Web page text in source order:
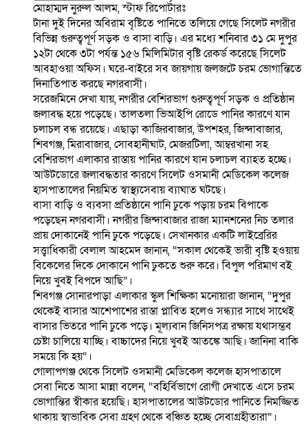
মোহাম্মদ নুরুল আলম, স্টাফ রিপোর্টারঃ
টানা দুই দিনের অবিরাম বৃষ্টিতে পানিতে তলিয়ে গেছে সিলেট নগরীর
বিভিন্ন গুরুত্বপূর্ণ সড়ক ও বাসা বাড়ি। এর মধ্যে শনিবার ৩১ মে দুপুর
১২টা থেকে ৩টা পর্যন্ত ১৫৬ মিলিমিটার বৃষ্টি রেকর্ড করেছে সিলেট
আবহাওয়া অফিস। ঘরে-বাইরে সব জায়গায় জলজটে চরম ভোগান্তিতে
দিনাতিপাত করছে নগরবাসী।
সরেজমিনে দেখা যায়, নগরীর বেশিরভাগ গুরুত্বপূর্ণ সড়ক ও প্রতিষ্ঠান
জলাবদ্ধ হয়ে পড়েছে। তালতলা ভিআইপি রোডে পানির কারণে যান
চলাচল বন্ধ রয়েছে। এছাড়া কাজিরবাজার, উপশহর, জিন্দাবাজার,
শিবগঞ্জ, মিরাবাজার, সোবহানীঘাট, মেজরটিলা, আম্বরখানা সহ
বেশিরভাগ এলাকার রাস্তায় পানির কারণে যান চলাচল ব্যাহত হচ্ছে।
আউটডোরে জলাবদ্ধতার কারণে সিলেট ওসমানী মেডিকেল কলেজ
হাসপাতালের নিয়মিত স্বাস্থ্যসেবায় ব্যাঘাত ঘটছে।
বাসা বাড়ি ও ব্যবসা প্রতিষ্ঠানে পানি ঢুকে পড়ায় চরম বিপাকে
পড়েছেন নগরবাসী। নগরীর জিন্দাবাজার রাজা ম্যানশনের নিচ তলার
প্রায় দোকানেই পানি ঢুকে পড়েছে। সেখানকার একটি লাইব্রেরির
সত্ত্বাধিকারী বেলাল আহমেদ জানান, “সকাল থেকেই ভারী বৃষ্টি হওয়ায়
বিকেলের দিকে দোকানে পানি ঢুকতে শুরু করে। বিপুল পরিমাণ বই
নিয়ে খুবই বিপদে আছি”।
শিবগঞ্জ সোনারপাড়া এলাকার স্কুল শিক্ষিকা মনোয়ারা জানান, “দুপুর
থেকেই বাসার আশেপাশের রাস্তা প্লাবিত হলেও সন্ধ্যার সাথে সাথেই
বাসার ভিতরে পানি ঢুকে পড়ে। মূল্যবান জিনিসপত্র রক্ষায় যথাসম্ভব
চেষ্টা চালিয়ে যাচ্ছি। বাচ্চাদের নিয়ে খুবই আতঙ্কে আছি। জানিনা বাকি
সময়ে কি হয়”।
গোলাপগঞ্জ থেকে সিলেট ওসমানী মেডিকেল কলেজ হাসপাতালে
সেবা নিতে আসা মান্না বলেন, “বহির্বিভাগে রোগী দেখাতে এসে চরম
ভোগান্তির স্বীকার হয়েছি। হাসপাতালের আউটডোর পানিতে নিমজ্জিত
থাকায় স্বাভাবিক সেবা গ্রহণ থেকে বঞ্চিত হচ্ছে সেবাগ্রহীতারা”।